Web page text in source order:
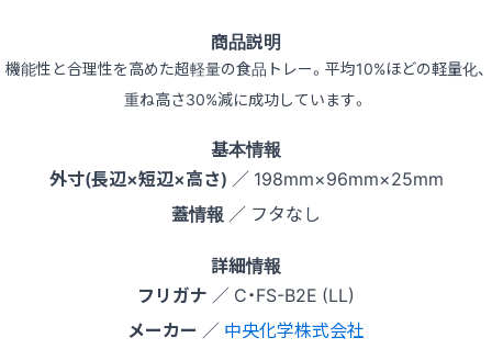
商品説明
機能性と合理性を高めた超軽量の食品トレー。平均10%ほどの軽量化、
重ね高さ30%減に成功しています。
基本情報
外寸(長辺×短辺×高さ) ／ 198mm×96mm×25mm
蓋情報 ／ フタなし
詳細情報
フリガナ ／ C・FS-B2E (LL)
メーカー ／ 中央化学株式会社